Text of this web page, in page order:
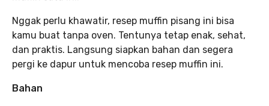
Nggak perlu khawatir, resep muffin pisang ini bisa
kamu buat tanpa oven. Tentunya tetap enak, sehat,
dan praktis. Langsung siapkan bahan dan segera
pergi ke dapur untuk mencoba resep muffin ini.
Bahan